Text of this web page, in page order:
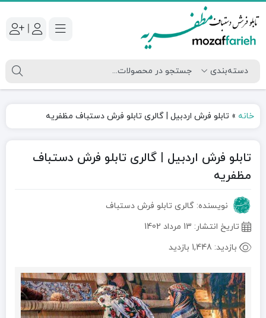
|
خانه » تابلو فرش اردبیل | گالری تابلو فرش دستباف مظفریه
تابلو فرش اردبیل | گالری تابلو فرش دستباف
مظفریه
نویسنده: گالری تابلو فرش دستباف
تاریخ انتشار: 13 مرداد 1402
بازدید: 1,448 بازدید